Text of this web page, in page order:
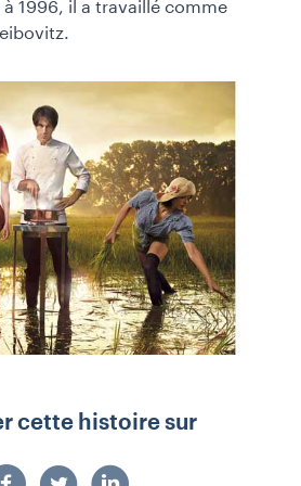
1996, il a travaillé comme
cette histoire sur